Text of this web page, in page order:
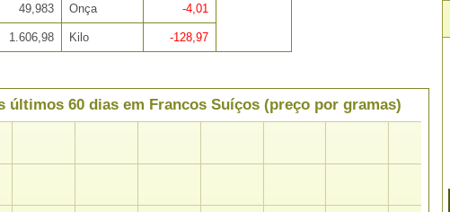
49,983 Onça -4,01
1.606,98 Kilo -128,97
últimos 60 dias em Francos Suíços (preço por gramas)